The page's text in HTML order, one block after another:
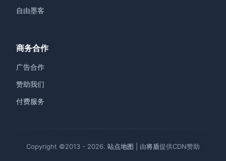
自由墨客
商务合作
广告合作
赞助我们
付费服务
Copyright ©2013 - 2026. 站点地图 | 由将盾提供CDN赞助